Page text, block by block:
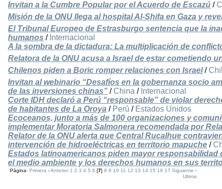
Invitan a la Cumbre Popular por el Acuerdo de Escazú /
Misión de la ONU llega al hospital Al-Shifa en Gaza y
El Tribunal Europeo de Estrasburgo sentencia que la
humanos / Internacional
A la sombra de la dictadura: La multiplicación de
Relatora de la ONU acusa a Israel de estar cometiendo
Chilenos piden a Boric romper relaciones con Israel/
Invitan al webinario “Desafíos en la gobernanza socio
de las inversiones chinas” / China / Internacional
Corte IDH declaró a Perú “responsable” de violar
de habitantes de La Oroya / Perú / Estados Unidos
Ecoceanos, junto a más de 100 organizaciones y
implementar Moratoria Salmonera recomendada por
Relator de la ONU alerta que Central Rucalhue
intervención de hidroeléctricas en territorio mapuche /
Estados latinoamericanos piden mayor
el medio ambiente y los derechos humanos en sus
Página:Primera -Anterior 1 2 3 4 5 6 [7]8 9 10 11 12 13 14 15 16 17 Siguiente -
Ultima